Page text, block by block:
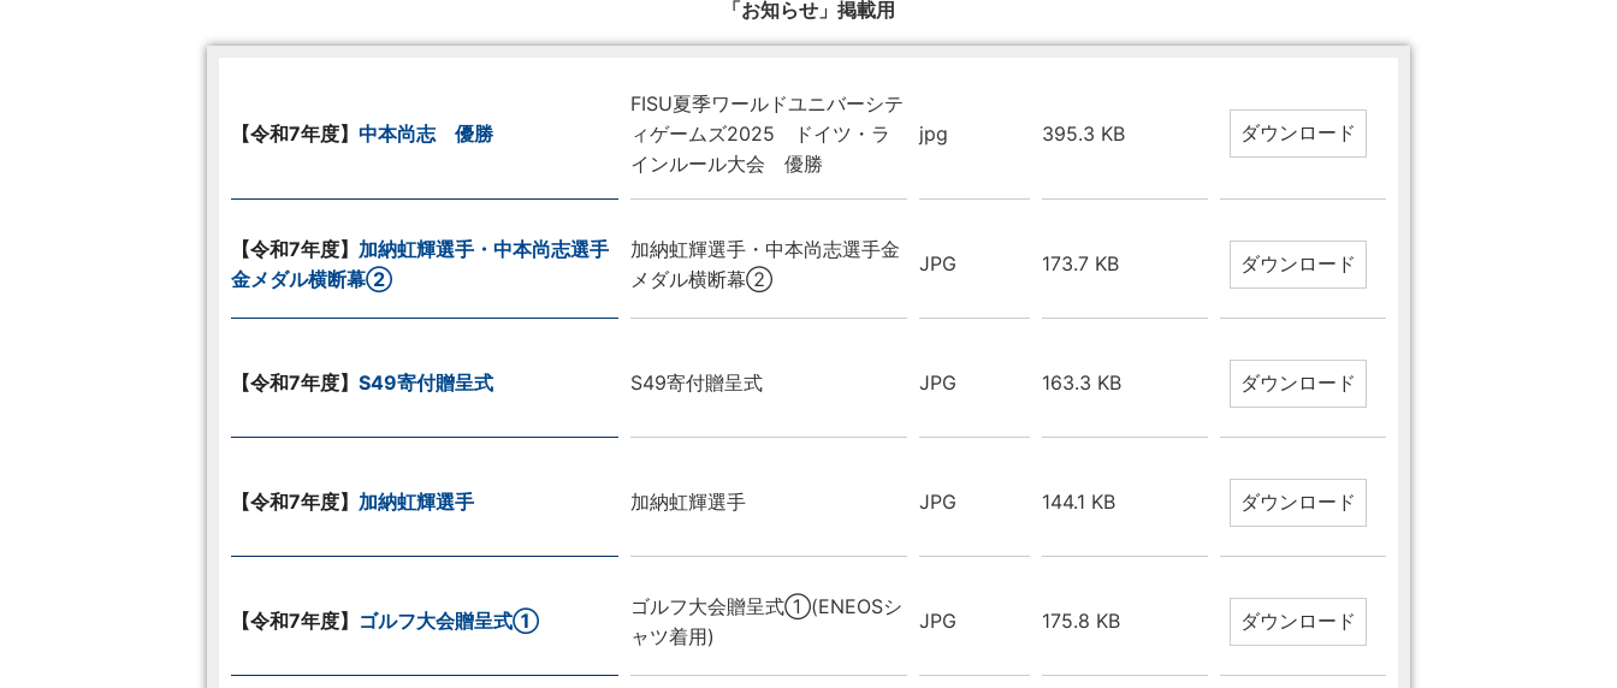
「お知らせ」掲載用
【令和7年度】 中本尚志 優勝
FISU夏季ワールドユニバーシテ
ィゲームズ2025 ドイツ・ラ
インルール大会 優勝
jpg 395.3 KB
【令和7年度】 加納虹輝選手・中本尚志選手
金メダル横断幕②
加納虹輝選手・中本尚志選手金
メダル横断幕②
JPG 173.7 KB
【令和7年度】 S49寄付贈呈式 S49寄付贈呈式 JPG 163.3 KB
【令和7年度】 加納虹輝選手 加納虹輝選手 JPG 144.1 KB
【令和7年度】 ゴルフ大会贈呈式①
ゴルフ大会贈呈式①(ENEOSシ
ャツ着用)
JPG 175.8 KB